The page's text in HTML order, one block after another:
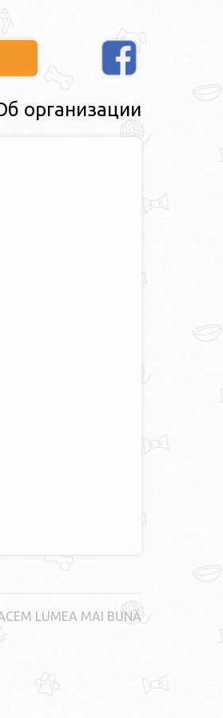
организации
LUMEA MAI BUNĂ